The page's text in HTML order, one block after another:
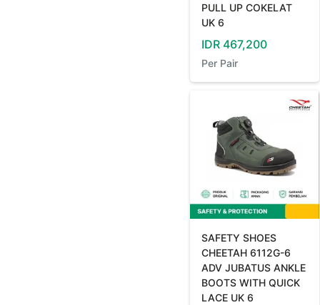
PULL UP COKELAT
UK 6
IDR 467,200
Per Pair
SAFETY SHOES
CHEETAH 6112G-6
ADV JUBATUS ANKLE
BOOTS WITH QUICK
LACE UK 6